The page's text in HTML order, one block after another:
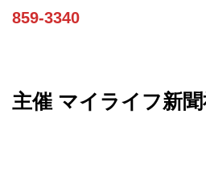
859-3340
主催 マイライフ新